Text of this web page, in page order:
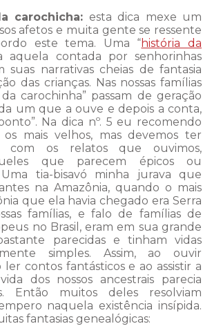
carochicha: esta dica mexe um
afetos e muita gente se ressente
este tema. Uma “história da
aquela contada por senhorinhas
suas narrativas cheias de fantasia
das crianças. Nas nossas famílias
da carochinha” passam de geração
um que a ouve e depois a conta,
Na dica nº. 5 eu recomendo
os mais velhos, mas devemos ter
com os relatos que ouvimos,
que parecem épicos ou
Uma tia-bisavó minha jurava que
na Amazônia, quando o mais
que ela havia chegado era Serra
famílias, e falo de famílias de
no Brasil, eram em sua grande
parecidas e tinham vidas
simples. Assim, ao ouvir
ler contos fantásticos e ao assistir a
dos nossos ancestrais parecia
Então muitos deles resolviam
naquela existência insípida.
fantasias genealógicas: